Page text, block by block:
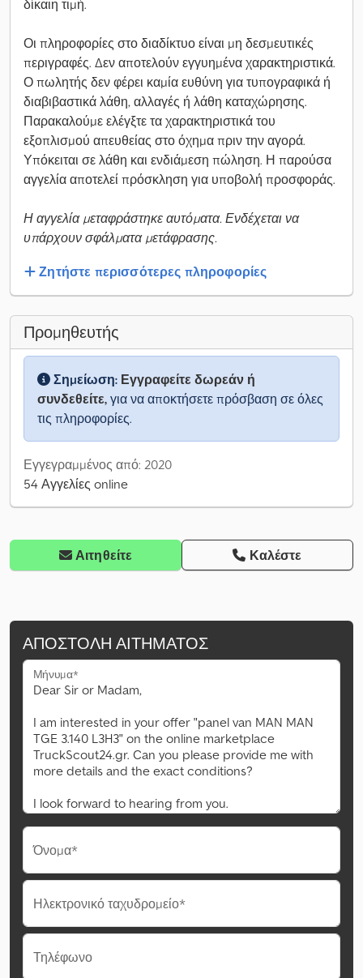
δίκαιη τιμή.
Οι πληροφορίες στο διαδίκτυο είναι μη δεσμευτικές
περιγραφές. Δεν αποτελούν εγγυημένα χαρακτηριστικά.
Ο πωλητής δεν φέρει καμία ευθύνη για τυπογραφικά ή
διαβιβαστικά λάθη, αλλαγές ή λάθη καταχώρησης.
Παρακαλούμε ελέγξτε τα χαρακτηριστικά του
εξοπλισμού απευθείας στο όχημα πριν την αγορά.
Υπόκειται σε λάθη και ενδιάμεση πώληση. Η παρούσα
αγγελία αποτελεί πρόσκληση για υποβολή προσφοράς.
Η αγγελία μεταφράστηκε αυτόματα. Ενδέχεται να
υπάρχουν σφάλματα μετάφρασης.
Ζητήστε περισσότερες πληροφορίες
Προμηθευτής
Σημείωση: Εγγραφείτε δωρεάν ή
συνδεθείτε, για να αποκτήσετε πρόσβαση σε όλες
τις πληροφορίες.
Εγγεγραμμένος από: 2020
54 Αγγελίες online
Αιτηθείτε Καλέστε
ΑΠΟΣΤΟΛΉ ΑΙΤΉΜΑΤΟΣ
Μήνυμα*
Όνομα*
Ηλεκτρονικό ταχυδρομείο*
Τηλέφωνο